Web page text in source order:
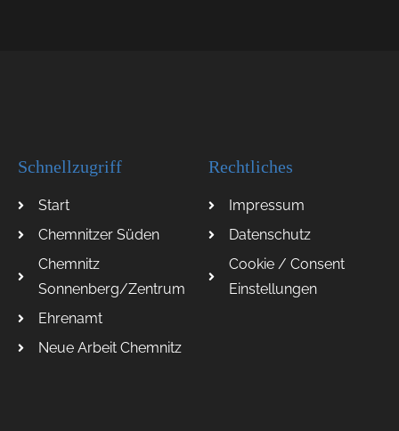
Schnellzugriff
Start
Chemnitzer Süden
Chemnitz
Sonnenberg/Zentrum
Ehrenamt
Neue Arbeit Chemnitz
Rechtliches
Impressum
Datenschutz
Cookie / Consent
Einstellungen